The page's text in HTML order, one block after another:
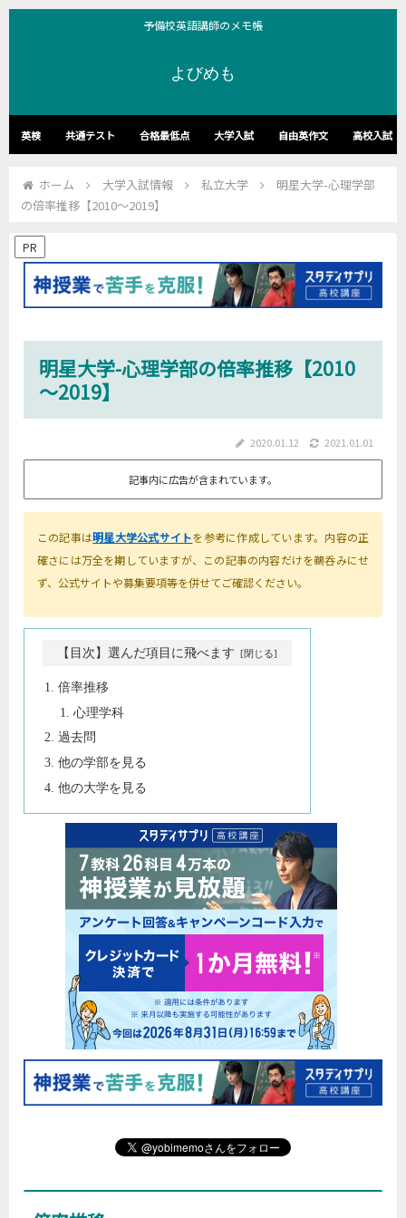
予備校英語講師のメモ帳
よびめも
英検 共通テスト 合格最低点 大学入試 自由英作文 高校入試
ホーム 大学入試情報 私立大学
明星大学-心理学部
の倍率推移【2010～2019】
PR
明星大学-心理学部の倍率推移【2010
～2019】
2020.01.12 2021.01.01
記事内に広告が含まれています。
この記事は明星大学公式サイトを参考に作成しています。内容の正
確さには万全を期していますが、この記事の内容だけを鵜呑みにせ
ず、公式サイトや募集要項等を併せてご確認ください。
【目次】選んだ項目に飛べます
倍率推移
心理学科
過去問
他の学部を見る
他の大学を見る